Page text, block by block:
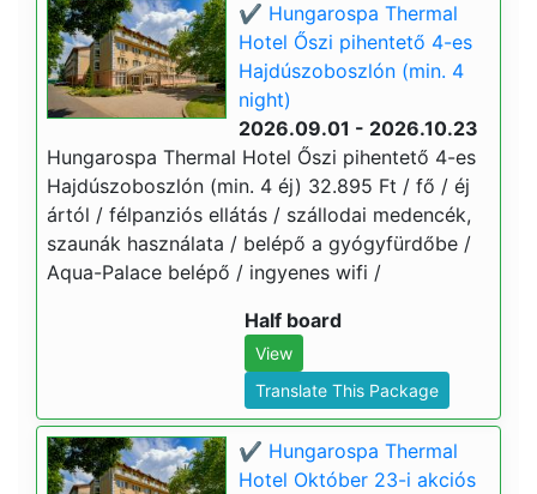
✔️ Hungarospa Thermal
Hotel Őszi pihentető 4-es
Hajdúszoboszlón (min. 4
night)
2026.09.01 - 2026.10.23
Hungarospa Thermal Hotel Őszi pihentető 4-es
Hajdúszoboszlón (min. 4 éj) 32.895 Ft / fő / éj
ártól / félpanziós ellátás / szállodai medencék,
szaunák használata / belépő a gyógyfürdőbe /
Aqua-Palace belépő / ingyenes wifi /
Half board
View
Translate This Package
✔️ Hungarospa Thermal
Hotel Október 23-i akciós